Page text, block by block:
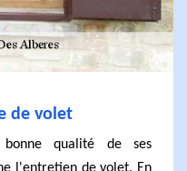
de volet
qualité de ses